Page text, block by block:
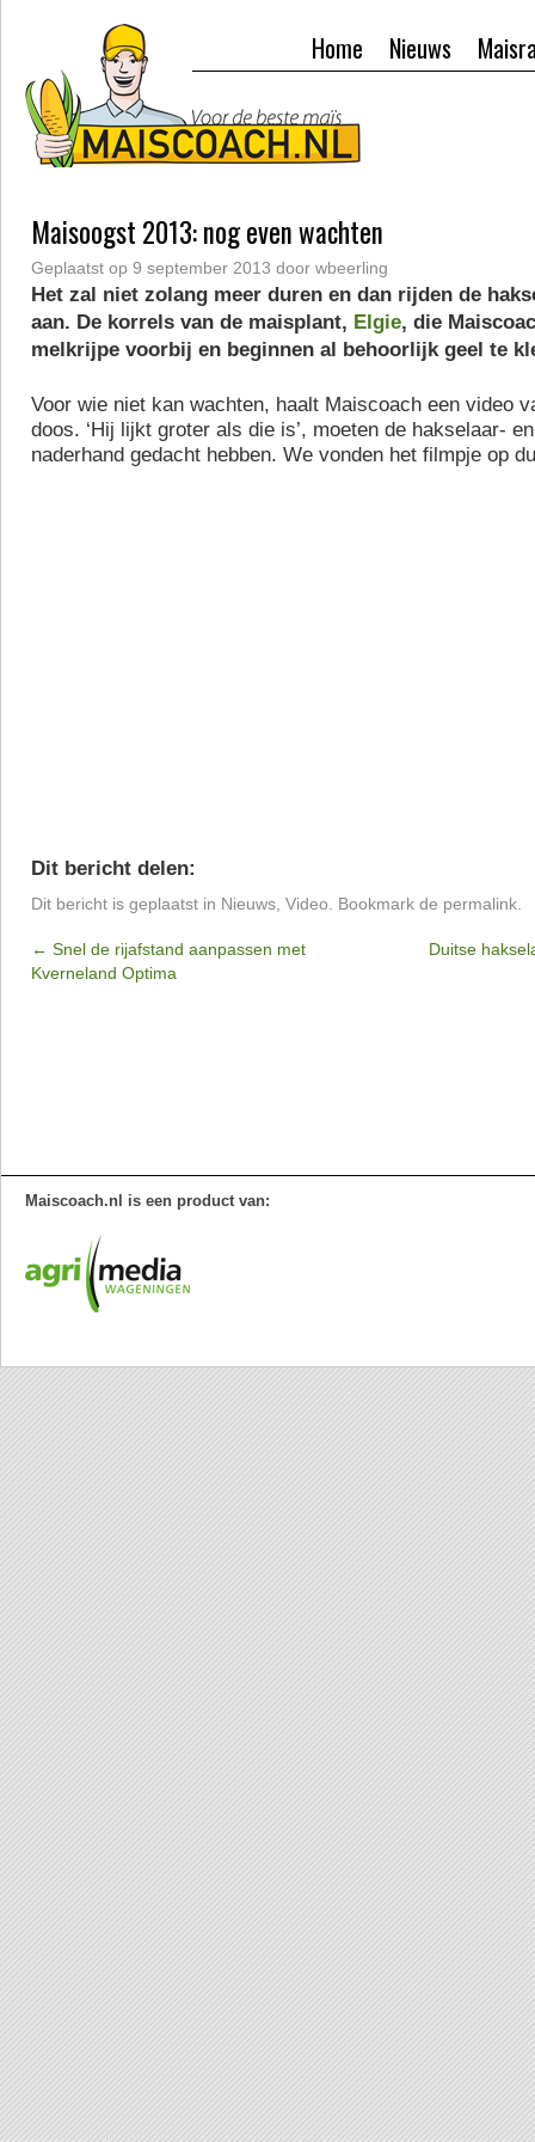
Nieuws
Home
Maisoogst 2013: nog even wachten
Geplaatst op 9 september 2013 door wbeerling
Het zal niet zolang meer duren en dan rijden de
aan. De korrels van de maisplant, Elgie, die
melkrijpe voorbij en beginnen al behoorlijk geel te
Voor wie niet kan wachten, haalt Maiscoach een video
doos. ‘Hij lijkt groter als die is’, moeten de hakselaar-
naderhand gedacht hebben. We vonden het filmpje op
Dit bericht delen:
Dit bericht is geplaatst in Nieuws Video . Bookmark de permalink
← Snel de rijafstand aanpassen met
Kverneland Optima
Duitse
Maiscoach.nl is een product van: